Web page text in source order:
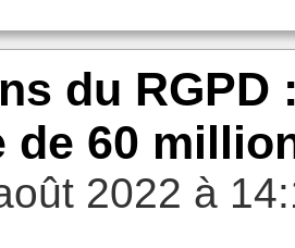
du RGPD
de 60
2022 à